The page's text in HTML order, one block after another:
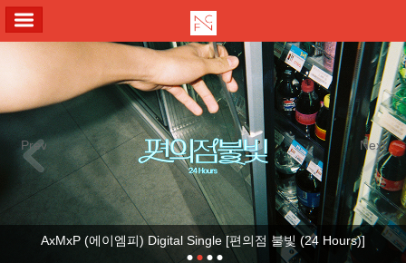
Previous Next
AxMxP (에이엠피) Digital Single [편의점 불빛 (24 Hours)]